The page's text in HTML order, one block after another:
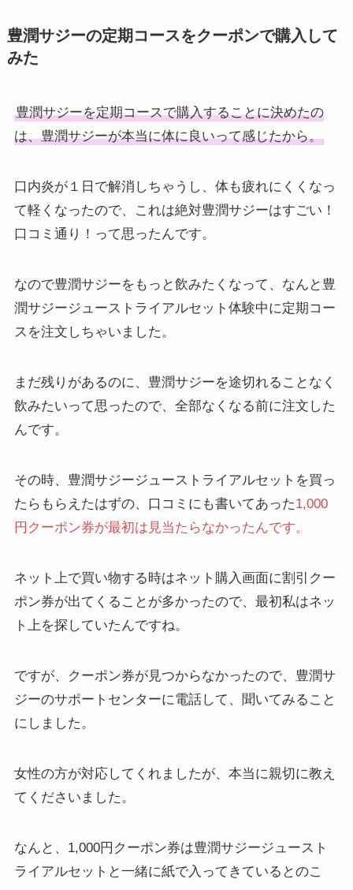
豊潤サジーの定期コースをクーポンで購入して
みた
豊潤サジーを定期コースで購入することに決めたの
は、豊潤サジーが本当に体に良いって感じたから。
口内炎が１日で解消しちゃうし、体も疲れにくくなっ
て軽くなったので、これは絶対豊潤サジーはすごい！
口コミ通り！って思ったんです。
なので豊潤サジーをもっと飲みたくなって、なんと豊
潤サジージューストライアルセット体験中に定期コー
スを注文しちゃいました。
まだ残りがあるのに、豊潤サジーを途切れることなく
飲みたいって思ったので、全部なくなる前に注文した
んです。
その時、豊潤サジージューストライアルセットを買っ
たらもらえたはずの、口コミにも書いてあった1,000
円クーポン券が最初は見当たらなかったんです。
ネット上で買い物する時はネット購入画面に割引クー
ポン券が出てくることが多かったので、最初私はネッ
ト上を探していたんですね。
ですが、クーポン券が見つからなかったので、豊潤サ
ジーのサポートセンターに電話して、聞いてみること
にしました。
女性の方が対応してくれましたが、本当に親切に教え
てくださいました。
なんと、1,000円クーポン券は豊潤サジージュースト
ライアルセットと一緒に紙で入ってきているとのこ